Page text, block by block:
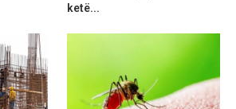
ketë...